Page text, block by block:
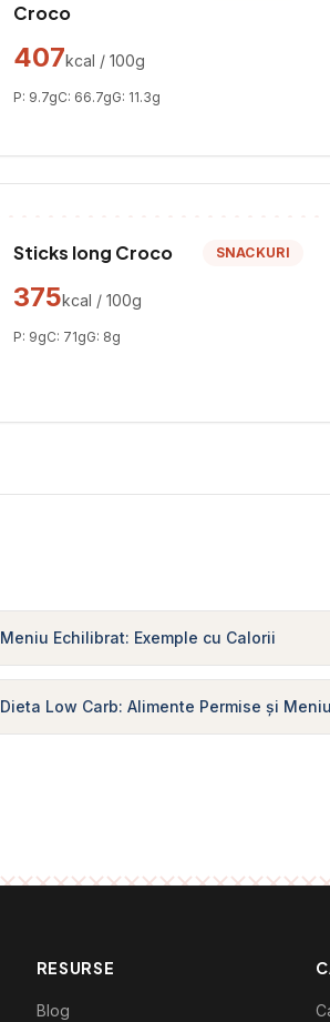
Croco
407kcal / 100g
P: 9.7gC: 66.7gG: 11.3g
Sticks long Croco SNACKURI
375kcal / 100g
P: 9gC: 71gG: 8g
Meniu Echilibrat: Exemple cu Calorii
Dieta Low Carb: Alimente Permise și Meniu
RESURSE
Blog